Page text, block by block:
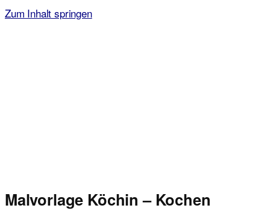
Zum Inhalt springen
Malvorlage Köchin – Kochen